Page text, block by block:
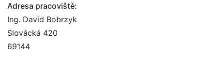
Adresa pracoviště:
Ing. David Bobrzyk
Slovácká 420
69144